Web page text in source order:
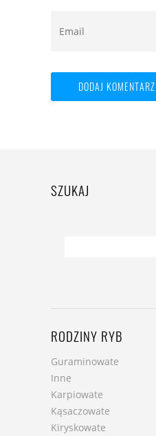
SZUKAJ
RODZINY RYB
Guraminowate
Inne
Karpiowate
Kąsaczowate
Kiryskowate